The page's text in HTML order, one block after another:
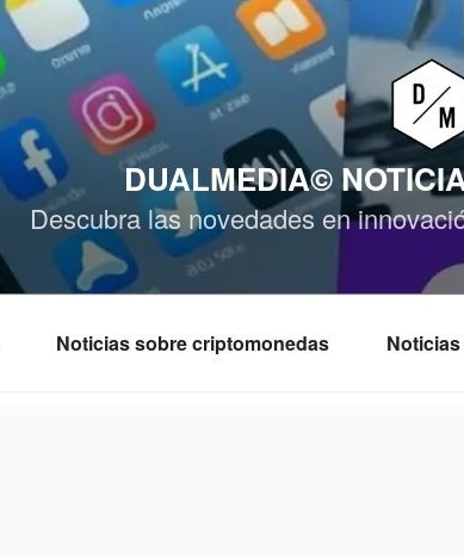
DUALMEDIA©
Descubra las novedades en
Noticias sobre criptomonedas